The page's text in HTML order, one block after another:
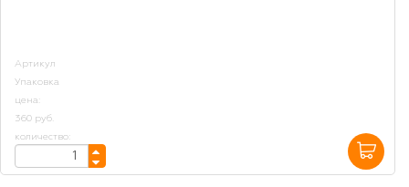
Артикул
Упаковка
цена:
360 руб.
количество: